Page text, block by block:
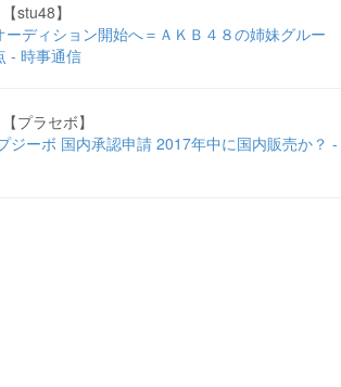
stu48】
ーディション開始へ＝ＡＫＢ４８の姉妹グルー
- 時事通信
プラセボ】
ジーボ 国内承認申請 2017年中に国内販売か？ -